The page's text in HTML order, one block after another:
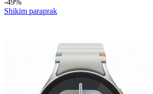
Shikim paraprak